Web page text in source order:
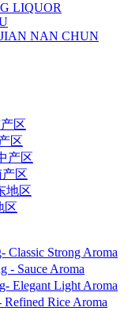
LIQUOR
NAN CHUN
区
区
产区
产区
地区
区
Strong Aroma
- Sauce Aroma
Elegant Light Aroma
Rice Aroma